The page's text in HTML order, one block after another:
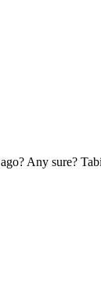
Any sure?